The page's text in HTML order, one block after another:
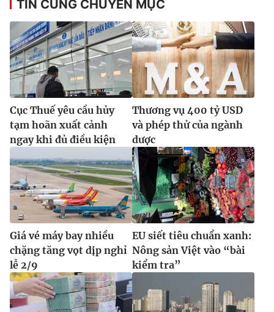
® Cấm sao chép dưới mọi hình thức nếu không có sự chấp
thuận bằng văn bản. Ghi rõ nguồn VTV.vn khi phát hành lại
thông tin từ website này.
TIN CÙNG CHUYÊN MỤC
Cục Thuế yêu cầu hủy
tạm hoãn xuất cảnh
ngay khi đủ điều kiện
Thương vụ 400 tỷ USD
và phép thử của ngành
dược
Giá vé máy bay nhiều
chặng tăng vọt dịp nghỉ
lễ 2/9
EU siết tiêu chuẩn xanh:
Nông sản Việt vào “bài
kiểm tra”